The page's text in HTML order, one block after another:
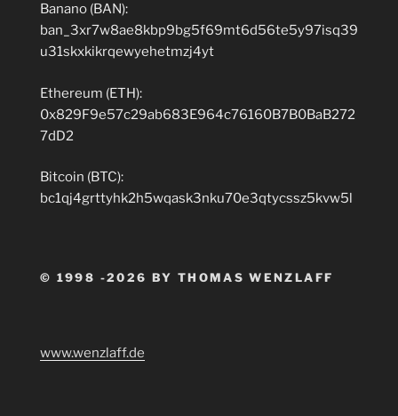
Banano (BAN):
ban_3xr7w8ae8kbp9bg5f69mt6d56te5y97isq39
u31skxkikrqewyehetmzj4yt
Ethereum (ETH):
0x829F9e57c29ab683E964c76160B7B0BaB272
7dD2
Bitcoin (BTC):
bc1qj4grttyhk2h5wqask3nku70e3qtycssz5kvw5l
© 1998 -2026 BY THOMAS WENZLAFF
www.wenzlaff.de